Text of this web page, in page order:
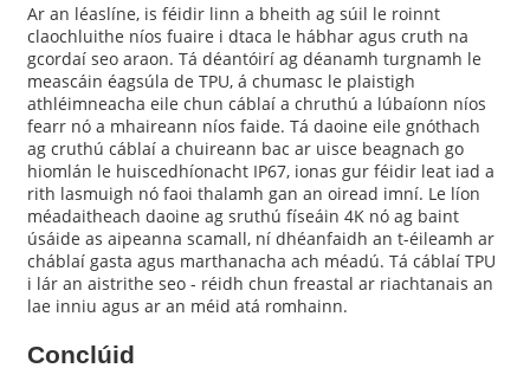
Ar an léaslíne, is féidir linn a bheith ag súil le roinnt
claochluithe níos fuaire i dtaca le hábhar agus cruth na
gcordaí seo araon. Tá déantóirí ag déanamh turgnamh le
meascáin éagsúla de TPU, á chumasc le plaistigh
athléimneacha eile chun cáblaí a chruthú a lúbaíonn níos
fearr nó a mhaireann níos faide. Tá daoine eile gnóthach
ag cruthú cáblaí a chuireann bac ar uisce beagnach go
hiomlán le huiscedhíonacht IP67, ionas gur féidir leat iad a
rith lasmuigh nó faoi thalamh gan an oiread imní. Le líon
méadaitheach daoine ag sruthú físeáin 4K nó ag baint
úsáide as aipeanna scamall, ní dhéanfaidh an t-éileamh ar
cháblaí gasta agus marthanacha ach méadú. Tá cáblaí TPU
i lár an aistrithe seo - réidh chun freastal ar riachtanais an
lae inniu agus ar an méid atá romhainn.
Conclúid